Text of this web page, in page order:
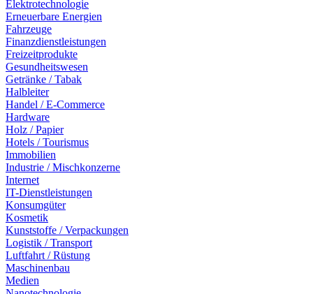
Elektrotechnologie
Erneuerbare Energien
Fahrzeuge
Finanzdienstleistungen
Freizeitprodukte
Gesundheitswesen
Getränke / Tabak
Halbleiter
Handel / E-Commerce
Hardware
Holz / Papier
Hotels / Tourismus
Immobilien
Industrie / Mischkonzerne
Internet
IT-Dienstleistungen
Konsumgüter
Kosmetik
Kunststoffe / Verpackungen
Logistik / Transport
Luftfahrt / Rüstung
Maschinenbau
Medien